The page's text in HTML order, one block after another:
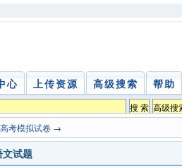
心 上传资源 高级搜索
帮助
高考模拟试卷 →
试题